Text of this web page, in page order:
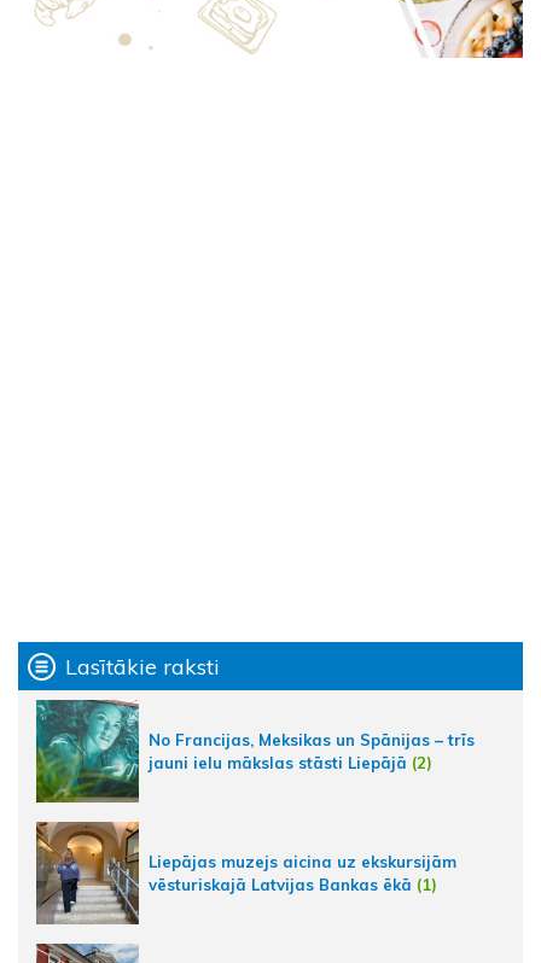
Lasītākie raksti
No Francijas, Meksikas un Spānijas – trīs
jauni ielu mākslas stāsti Liepājā (2)
Liepājas muzejs aicina uz ekskursijām
vēsturiskajā Latvijas Bankas ēkā (1)